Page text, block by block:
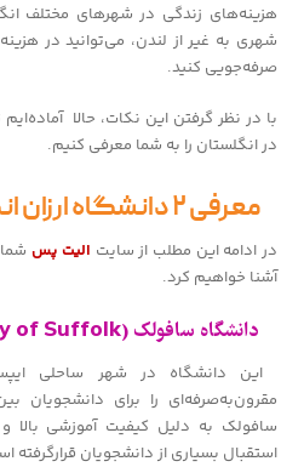
هزینه‌های زندگی در شهرهای مختلف
شهری به غیر از لندن، می‌توانید در
صرفه‌جویی کنید.
با در نظر گرفتن این نکات، حالا
در انگلستان را به شما معرفی کنیم.
معرفی ۲ دانشگاه ارزان انگلستان
در ادامه این مطلب از سایت الیت پس
آشنا خواهیم کرد.
دانشگاه سافولک (The University of Suffolk)
این دانشگاه در شهر ساحلی
مقرون‌به‌صرفه‌ای را برای دانشجویان
سافولک به دلیل کیفیت آموزشی بالا
استقبال بسیاری از دانشجویان قرارگرفته